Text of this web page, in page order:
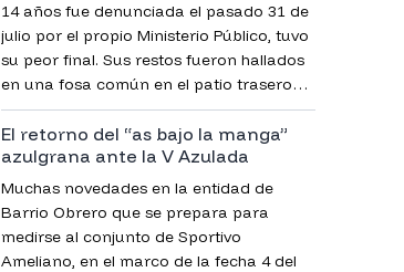
14 años fue denunciada el pasado 31 de
julio por el propio Ministerio Público, tuvo
su peor final. Sus restos fueron hallados
en una fosa común en el patio trasero
del inmueble de la bisabuela del principal
sospechoso.
El retorno del “as bajo la manga”
azulgrana ante la V Azulada
Muchas novedades en la entidad de
Barrio Obrero que se prepara para
medirse al conjunto de Sportivo
Ameliano, en el marco de la fecha 4 del